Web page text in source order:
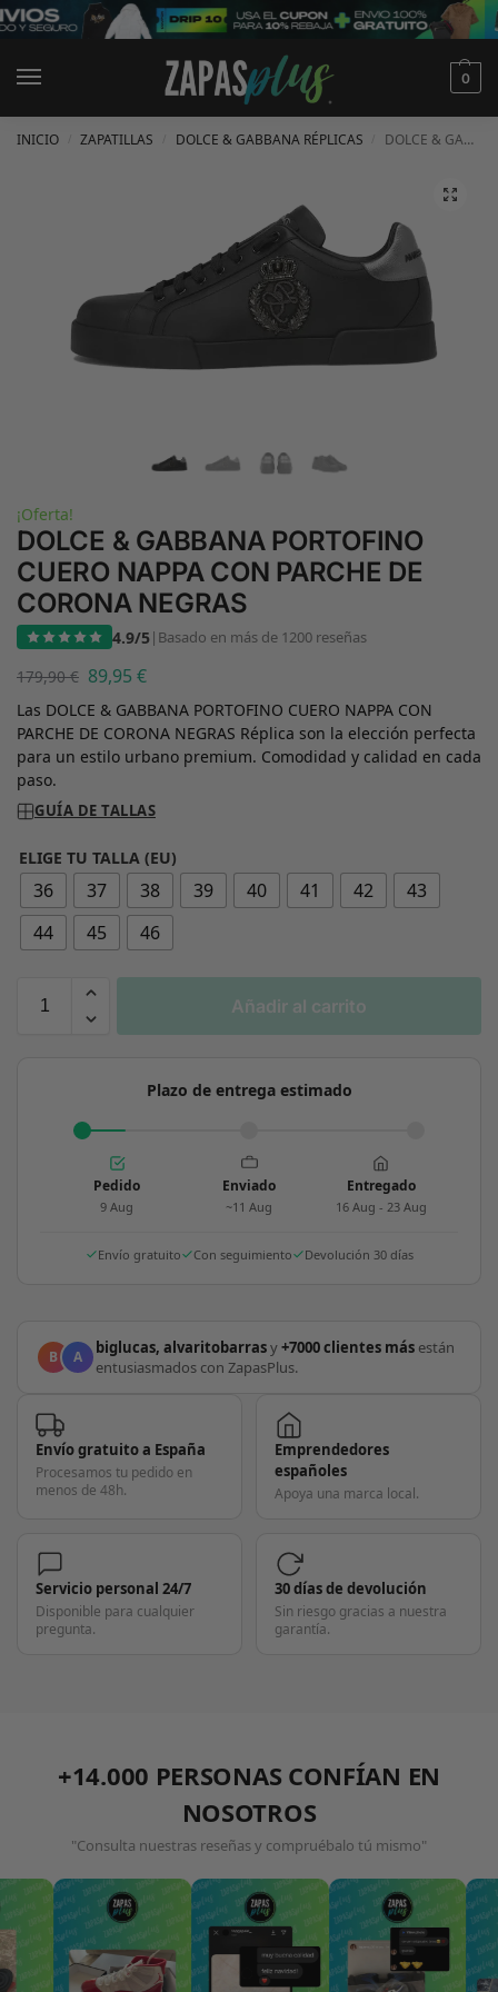
0
INICIO ZAPATILLAS DOLCE & GABBANA RÉPLICAS DOLCE & GABBANA PORTOFINO CUERO NAPPA CON PARCHE DE CORONA NEGRAS
¡Oferta!
DOLCE & GABBANA PORTOFINO
CUERO NAPPA CON PARCHE DE
CORONA NEGRAS
4.9/5| Basado en más de 1200 reseñas
179,90€ 89,95 €
Las DOLCE & GABBANA PORTOFINO CUERO NAPPA CON
PARCHE DE CORONA NEGRAS Réplica son la elección perfecta
para un estilo urbano premium. Comodidad y calidad en cada
paso.
GUÍA DE TALLAS
ELIGE TU TALLA (EU)
36 37 38 39 40 41 42
43
44
45 46
Añadir al carrito
Plazo de entrega estimado
Pedido
9 Aug
Enviado
~11 Aug
Entregado
16 Aug - 23 Aug
Envío gratuito Con seguimiento Devolución 30 días
B A biglucas, alvaritobarrasy+7000 clientes más están
entusiasmados con ZapasPlus.
Envío gratuito a España
Procesamos tu pedido en
menos de 48h.
Emprendedores
españoles
Apoya una marca local.
Servicio personal 24/7
Disponible para cualquier
pregunta.
30 días de devolución
Sin riesgo gracias a nuestra
garantía.
+14.000 PERSONAS CONFÍAN EN
NOSOTROS
"Consulta nuestras reseñas y compruébalo tú mismo"